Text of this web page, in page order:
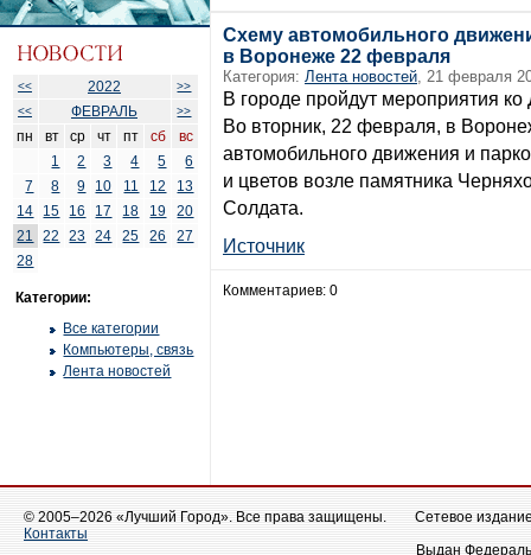
<< 2022
>>
<<
ФЕВРАЛЬ >>
пн вт ср чт пт сб
вс
1
2 3 4 5
6
7
8 9 10 11 12
13
14
15 16 17 18 19
20
21
22 23 24 25 26
27
28
Категории:
Все категории
Компьютеры, связь
Лента новостей
Схему автомобильного
в Воронеже 22 февраля
Категория: Лента новостей, 21 февраля
В городе пройдут мероприятия
Во вторник, 22 февраля, в
автомобильного движения и
и цветов возле памятника
Солдата.
Источник
Комментариев: 0
© 2005–2026 «Лучший Город». Все права защищены.
Контакты
Сетевое
Выдан